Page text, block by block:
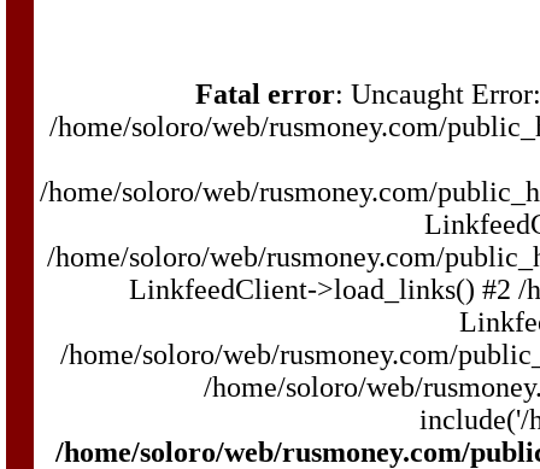
Fatal error: Uncaught
/home/soloro/web/rusmoney.com/
/home/soloro/web/rusmoney.com/
/home/soloro/web/rusmoney.com/
LinkfeedClient->load_links() #2 /
/home/soloro/web/rusmoney.com/
/home/soloro/web/
include('/
/home/soloro/web/rusmoney.com/